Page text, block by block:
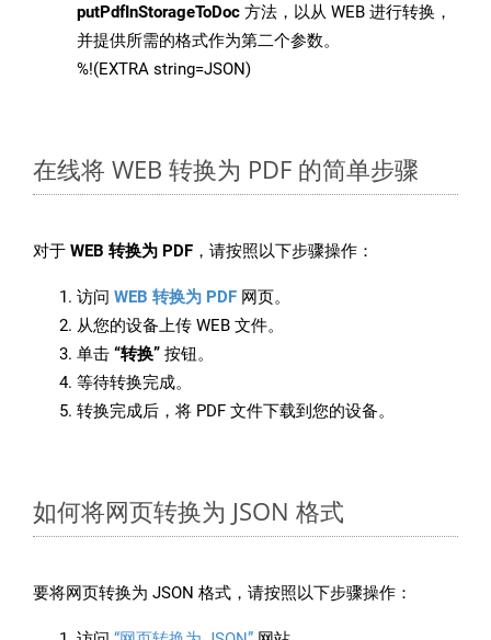
putPdfInStorageToDoc 方法，以从 WEB 进行转换，
并提供所需的格式作为第二个参数。
%!(EXTRA string=JSON)
在线将 WEB 转换为 PDF 的简单步骤
对于 WEB 转换为 PDF ，请按照以下步骤操作：
访问 WEB 转换为 PDF 网页。
从您的设备上传 WEB 文件。
单击 “转换” 按钮。
等待转换完成。
转换完成后，将 PDF 文件下载到您的设备。
如何将网页转换为 JSON 格式
要将网页转换为 JSON 格式，请按照以下步骤操作：